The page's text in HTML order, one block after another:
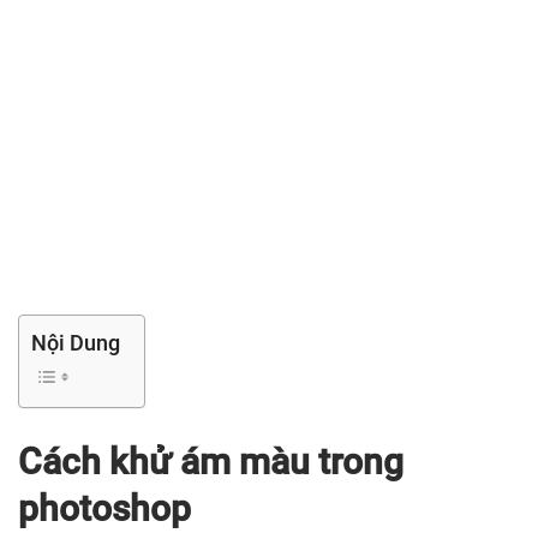
Nội Dung
Cách khử ám màu trong
photoshop